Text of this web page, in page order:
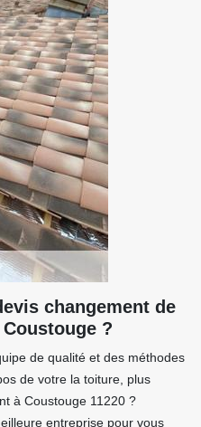
changement de
?
de qualité et des méthodes
de votre la toiture, plus
à Coustouge 11220 ?
entreprise pour vous